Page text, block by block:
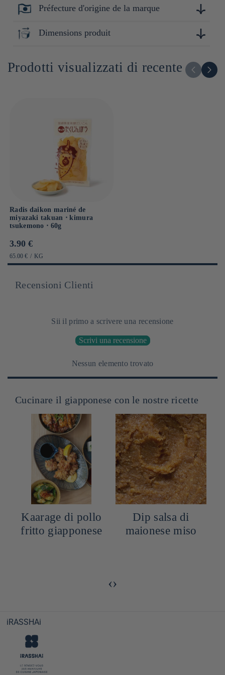
Pour 100g :
Protéines : 1.2g
Lipides : 0.3g
Dont sucres : g
Sel : 2.8g
Préfecture d'origine de la marque
Miyazaki
Dimensions produit
Prodotti visualizzati di recente
Radis daikon mariné de
miyazaki takuan ⋅ kimura
tsukemono ⋅ 60g
Prix
habituel
3.90 €
PRIX
UNITAIRE
65.00 € / PAR
KG
Recensioni Clienti
Sii il primo a scrivere una recensione
Scrivi una recensione
Nessun elemento trovato
Cucinare il giapponese con le nostre ricette
Kaarage di pollo
fritto giapponese
Dip salsa di
maionese miso
‹›
iRASSHAi